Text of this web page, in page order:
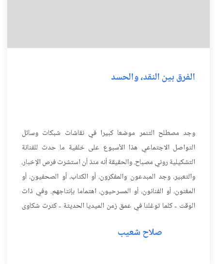
الفرق بين النقد، والحسد
وجد مصطلح التنمر موضعا كبيرا في نقاشات شبكات وسائل
التواصل الاجتماعي هذا الأسبوع على خلفية ما حدث للفنانة
التشكيلية روني مصباح. والحقيقة أنه منذ أن استشرت فرص الإخبار،
والتعبير، وجد المبدعون والمفكرون، أو الكتاب، أو الصحفيون، أو
المغنون، أو الفنانون، أو المسرحيون، اهتماما بإنتاجهم. وفي ذات
الوقت - كلما توغلنا في عمق زمن الميديا الحديثة - كثرت شكاوى
صلاح شعيب